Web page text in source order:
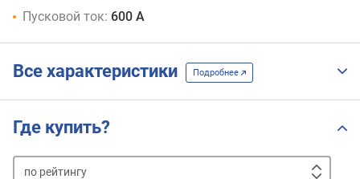
Пусковой ток: 600 А
Все характеристики Подробнее
Где купить?
по